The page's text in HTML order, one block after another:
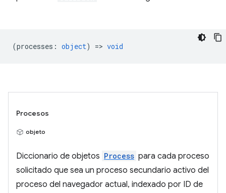
(processes : object) => void
Procesos
objeto
Diccionario de objetos Process para cada proceso
solicitado que sea un proceso secundario activo del
proceso del navegador actual, indexado por ID de